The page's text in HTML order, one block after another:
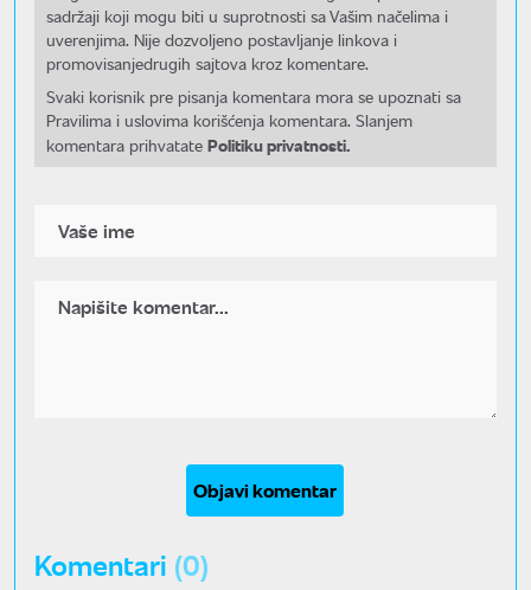
sadržaji koji mogu biti u suprotnosti sa Vašim načelima i
uverenjima. Nije dozvoljeno postavljanje linkova i
promovisanjedrugih sajtova kroz komentare.
Svaki korisnik pre pisanja komentara mora se upoznati sa
Pravilima i uslovima korišćenja komentara. Slanjem
komentara prihvatate Politiku privatnosti.
Objavi komentar
Komentari (0)